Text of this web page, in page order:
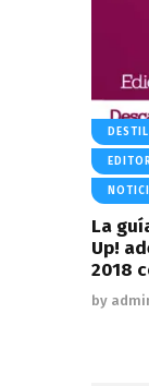
La
Up!
2018
by